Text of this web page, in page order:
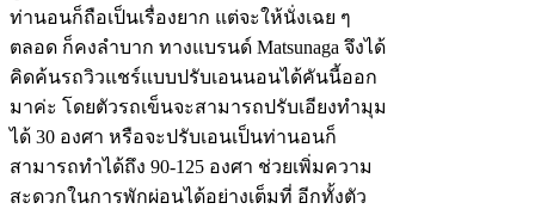
ท่านอนก็ถือเป็นเรื่องยาก แต่จะให้นั่งเฉย ๆ
ตลอด ก็คงลำบาก ทางแบรนด์ Matsunaga จึงได้
คิดค้นรถวิวแชร์แบบปรับเอนนอนได้คันนี้ออก
มาค่ะ โดยตัวรถเข็นจะสามารถปรับเอียงทำมุม
ได้ 30 องศา หรือจะปรับเอนเป็นท่านอนก็
สามารถทำได้ถึง 90-125 องศา ช่วยเพิ่มความ
สะดวกในการพักผ่อนได้อย่างเต็มที่ อีกทั้งตัว